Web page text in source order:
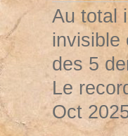
Au total
invisible
des 5
Le
Oct